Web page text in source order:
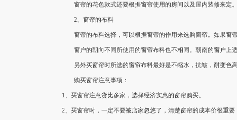
窗帘的花色款式还要根据窗帘使用的房间以及屋内装修来定。
2、窗帘的布料
窗帘的布料选择，可以根据窗帘的作用来选购窗帘。如果窗帘
窗户的朝向不同所使用的窗帘布料也不相同。朝南的窗户上适
另外买窗帘时所选的窗帘布料最好是不缩水，抗皱，耐变色高
购买窗帘注意事项：
1、买窗帘注意货比多家，选择经济实惠的窗帘购买。
2、买窗帘时，一定不要被店家忽悠了，清楚窗帘的成本价很重